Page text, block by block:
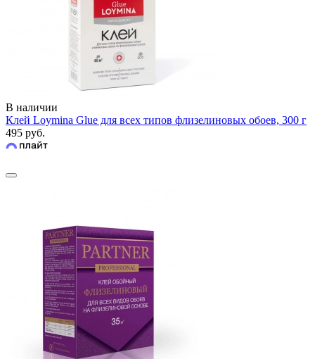
В наличии
Клей Loymina Glue для всех типов флизелиновых обоев, 300 г
495 руб.